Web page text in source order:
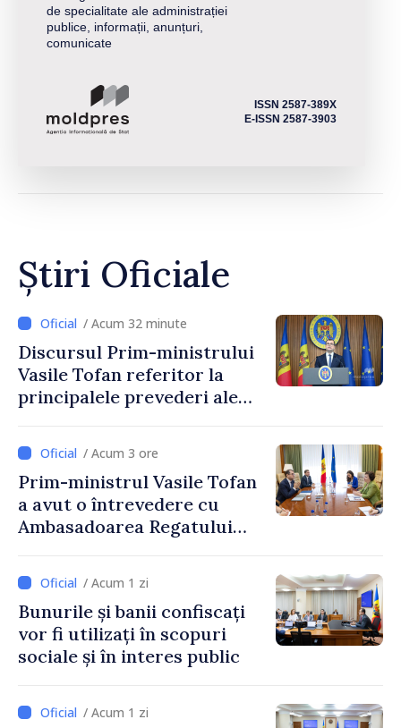
de specialitate ale administrației
publice, informații, anunțuri,
comunicate
ISSN 2587-389X
E-ISSN 2587-3903
Știri Oficiale
/ Acum 32 minute
Discursul Prim-ministrului
Vasile Tofan referitor la
principalele prevederi ale
2027
/ Acum 3 ore
Prim-ministrul Vasile Tofan
a avut o întrevedere cu
Ambasadoarea Regatului
Irlandei de Nord, Fern
Horine / Acum 1 zi
Bunurile și banii confiscați
vor fi utilizați în scopuri
sociale și în interes public
/ Acum 1 zi